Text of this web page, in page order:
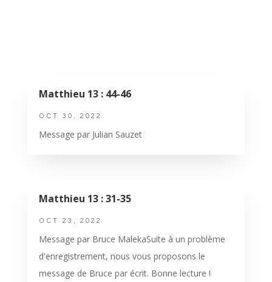
Matthieu 13 : 44-46
OCT 30, 2022
Message par Julian Sauzet
Matthieu 13 : 31-35
OCT 23, 2022
Message par Bruce MalekaSuite à un problème
d'enregistrement, nous vous proposons le
message de Bruce par écrit. Bonne lecture !